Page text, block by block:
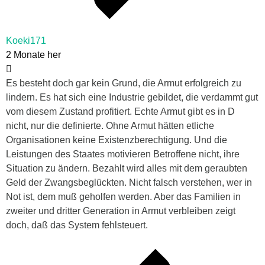
Koeki171
2 Monate her
Es besteht doch gar kein Grund, die Armut erfolgreich zu
lindern. Es hat sich eine Industrie gebildet, die verdammt gut
vom diesem Zustand profitiert. Echte Armut gibt es in D
nicht, nur die definierte. Ohne Armut hätten etliche
Organisationen keine Existenzberechtigung. Und die
Leistungen des Staates motivieren Betroffene nicht, ihre
Situation zu ändern. Bezahlt wird alles mit dem geraubten
Geld der Zwangsbeglückten. Nicht falsch verstehen, wer in
Not ist, dem muß geholfen werden. Aber das Familien in
zweiter und dritter Generation in Armut verbleiben zeigt
doch, daß das System fehlsteuert.